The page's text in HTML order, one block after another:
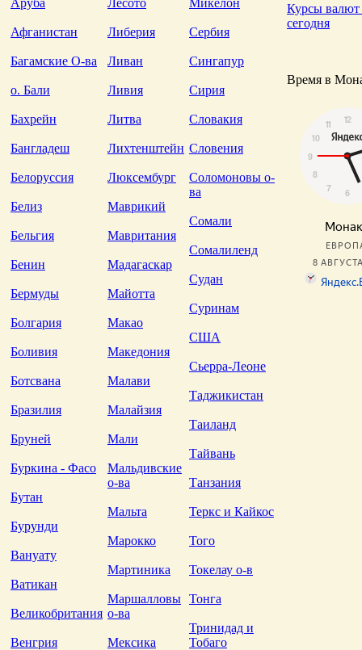
Аруба
Афганистан
Багамские О-ва
о. Бали
Бахрейн
Бангладеш
Белоруссия
Белиз
Бельгия
Бенин
Бермуды
Болгария
Боливия
Ботсвана
Бразилия
Бруней
Буркина - Фасо
Бутан
Бурунди
Вануату
Ватикан
Великобритания
Венгрия
Лесото
Либерия
Ливан
Ливия
Литва
Лихтенштейн
Люксембург
Маврикий
Мавритания
Мадагаскар
Майотта
Макао
Македония
Малави
Малайзия
Мали
Мальдивские
о-ва
Мальта
Марокко
Мартиника
Маршалловы
о-ва
Мексика
Микелон
Сербия
Сингапур
Сирия
Словакия
Словения
Соломоновы о-
ва
Сомали
Сомалиленд
Судан
Суринам
США
Сьерра-Леоне
Таджикистан
Таиланд
Тайвань
Танзания
Теркс и Кайкос
Того
Токелау о-в
Тонга
Тринидад и
Тобаго
Курсы валют
сегодня
Время в